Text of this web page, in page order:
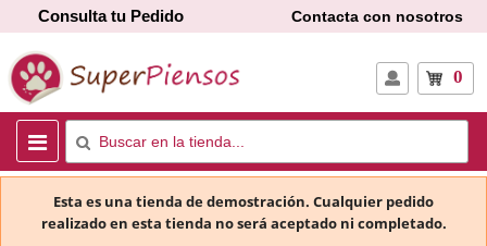
Consulta tu Pedido Contacta con nosotros
0
Esta es una tienda de demostración. Cualquier pedido
realizado en esta tienda no será aceptado ni completado.